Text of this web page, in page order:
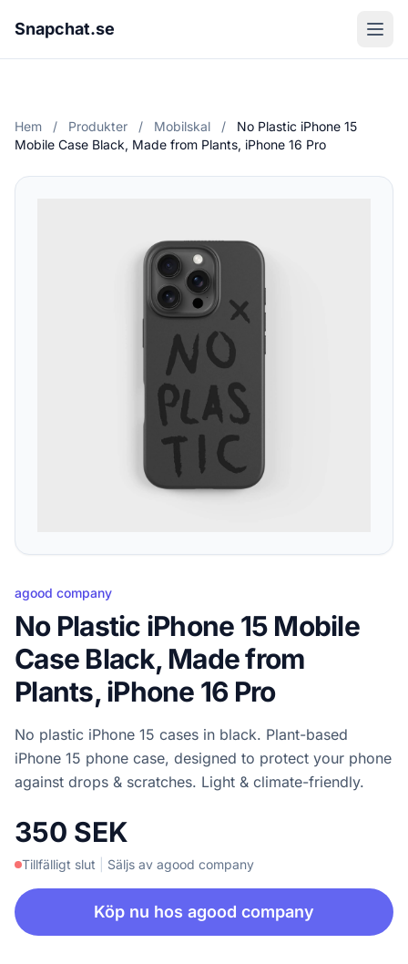
Snapchat.se
Hem / Produkter / Mobilskal /
No Plastic iPhone 15
Mobile Case Black, Made from Plants, iPhone 16 Pro
agood company
No Plastic iPhone 15 Mobile
Case Black, Made from
Plants, iPhone 16 Pro
No plastic iPhone 15 cases in black. Plant-based
iPhone 15 phone case, designed to protect your phone
against drops & scratches. Light & climate-friendly.
350 SEK
Tillfälligt slut Säljs av agood company
Köp nu hos agood company